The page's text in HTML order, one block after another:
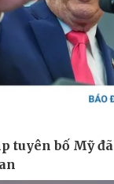
Đời sống
Blog